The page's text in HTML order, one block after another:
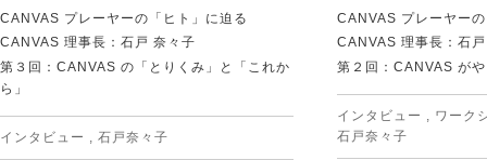
CANVAS プレーヤーの「ヒト」に迫る
CANVAS 理事長：石戸 奈々子
第３回：CANVAS の「とりくみ」と「これか
ら」
インタビュー , 石戸奈々子
CANVAS プレーヤー
CANVAS 理事長：石
第２回：CANVAS が
インタビュー , ワーク
石戸奈々子